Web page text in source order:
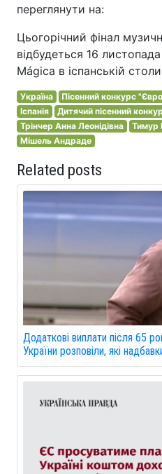
переглянути на:
Цьогорічний фінал
відбудеться 16
Mágica в іспанській
Україна Пісенний конкурс
Іспанія
Дитячий пісенний
Трінчер Анна Леонідівна
Тимур
Мішель Андраде
Related posts
Додаткові виплати після 65
України розповіли, які